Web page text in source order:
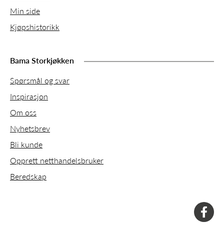
Min side
Kjøpshistorikk
Bama Storkjøkken
Spørsmål og svar
Inspirasjon
Om oss
Nyhetsbrev
Bli kunde
Opprett netthandelsbruker
Beredskap